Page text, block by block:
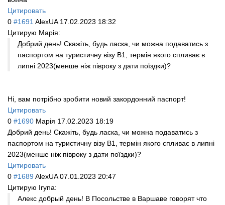
Цитировать
0 #1691 AlexUA 17.02.2023 18:32
Цитирую Maрія:
Добрий день! Скажіть, будь ласка, чи можна подаватись з
паспортом на туристичну візу В1, термін якого спливає в
липні 2023(менше ніж півроку з дати поїздки)?
Ні, вам потрібно зробити новий закордонний паспорт!
Цитировать
0 #1690 Maрія 17.02.2023 18:19
Добрий день! Скажіть, будь ласка, чи можна подаватись з
паспортом на туристичну візу В1, термін якого спливає в липні
2023(менше ніж півроку з дати поїздки)?
Цитировать
0 #1689 AlexUA 07.01.2023 20:47
Цитирую Iryna:
Алекс добрый день! В Посольстве в Варшаве говорят что